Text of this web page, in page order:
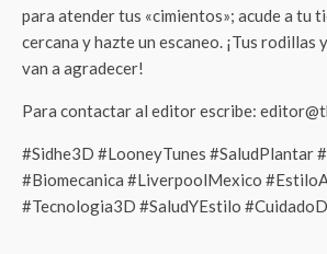
para atender tus «cimientos»; acude a tu
cercana y hazte un escaneo. ¡Tus rodillas
van a agradecer!
Para contactar al editor escribe:
#Sidhe3D #LooneyTunes #SaludPlantar
#Biomecanica #LiverpoolMexico
#Tecnologia3D #SaludYEstilo